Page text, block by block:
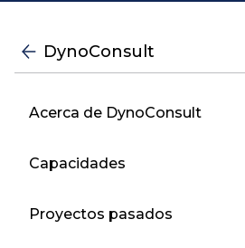
DynoConsult
Acerca de DynoConsult
Capacidades
Proyectos pasados